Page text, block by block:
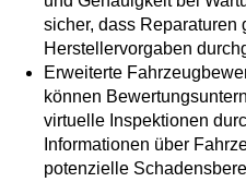
sicher, dass Reparaturen
Herstellervorgaben
Erweiterte
können
virtuelle Inspektionen
Informationen über
potenzielle